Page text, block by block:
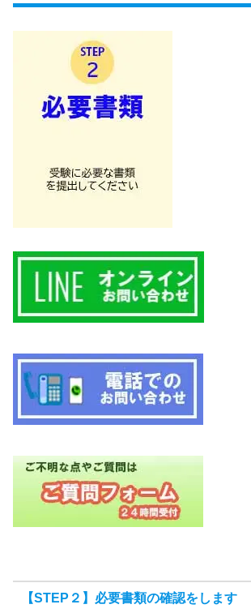
【STEP２】必要書類の確認をします